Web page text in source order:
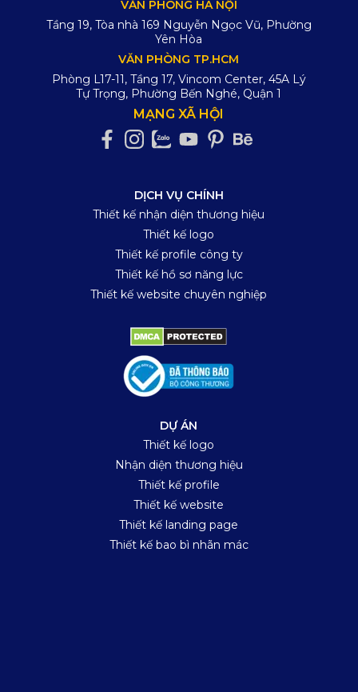
VĂN PHÒNG HÀ NỘI
Tầng 19, Tòa nhà 169 Nguyễn Ngọc Vũ, Phường
Yên Hòa
VĂN PHÒNG TP.HCM
Phòng L17-11, Tầng 17, Vincom Center, 45A Lý
Tự Trọng, Phường Bến Nghé, Quận 1
MẠNG XÃ HỘI
DỊCH VỤ CHÍNH
Thiết kế nhận diện thương hiệu
Thiết kế logo
Thiết kế profile công ty
Thiết kế hồ sơ năng lực
Thiết kế website chuyên nghiệp
DỰ ÁN
Thiết kế logo
Nhận diện thương hiệu
Thiết kế profile
Thiết kế website
Thiết kế landing page
Thiết kế bao bì nhãn mác